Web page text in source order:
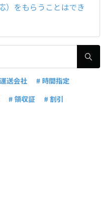
）をもらうことはでき
送会社
# 時間指定
# 領収証
# 割引